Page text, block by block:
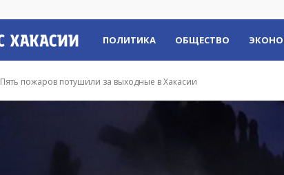
Пульс
Хакасии
ПОЛИТИКА ОБЩЕСТВО
Пять пожаров потушили за выходные в Хакасии